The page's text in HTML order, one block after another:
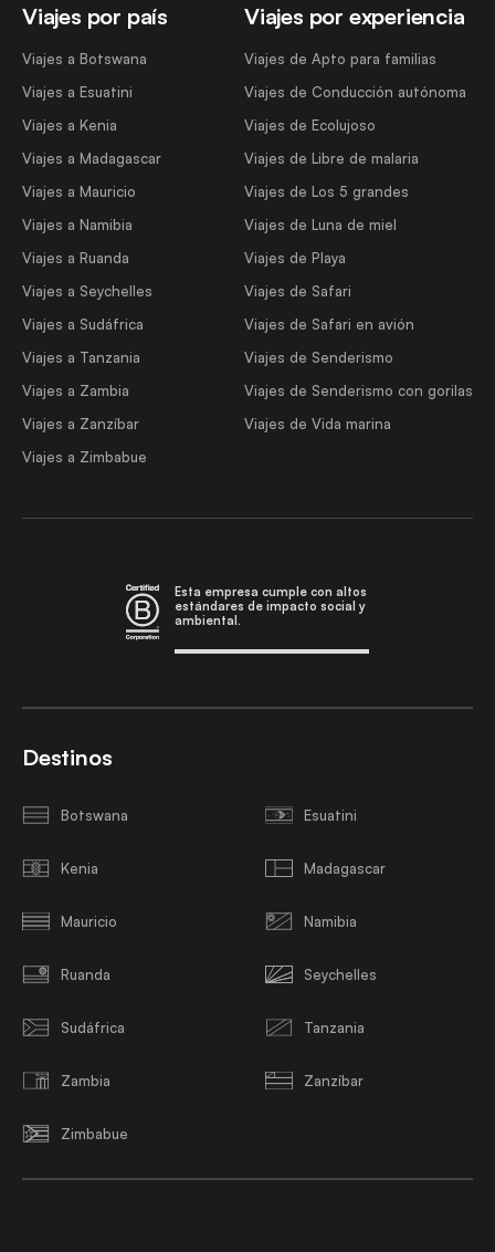
Viajes por país
Viajes a Botswana
Viajes a Esuatini
Viajes a Kenia
Viajes a Madagascar
Viajes a Mauricio
Viajes a Namibia
Viajes a Ruanda
Viajes a Seychelles
Viajes a Sudáfrica
Viajes a Tanzania
Viajes a Zambia
Viajes a Zanzíbar
Viajes a Zimbabue
Viajes por experiencia
Viajes de Apto para familias
Viajes de Conducción autónoma
Viajes de Ecolujoso
Viajes de Libre de malaria
Viajes de Los 5 grandes
Viajes de Luna de miel
Viajes de Playa
Viajes de Safari
Viajes de Safari en avión
Viajes de Senderismo
Viajes de Senderismo con gorilas
Viajes de Vida marina
Esta empresa cumple con altos
estándares de impacto social y
ambiental.
Destinos
Botswana Esuatini
Kenia Madagascar
Mauricio Namibia
Ruanda Seychelles
Sudáfrica Tanzania
Zambia Zanzíbar
Zimbabue